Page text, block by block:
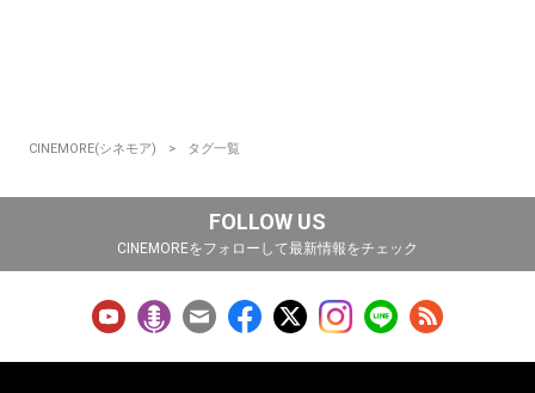
CINEMORE(シネモア) タグ一覧
FOLLOW US
CINEMOREをフォローして最新情報をチェック